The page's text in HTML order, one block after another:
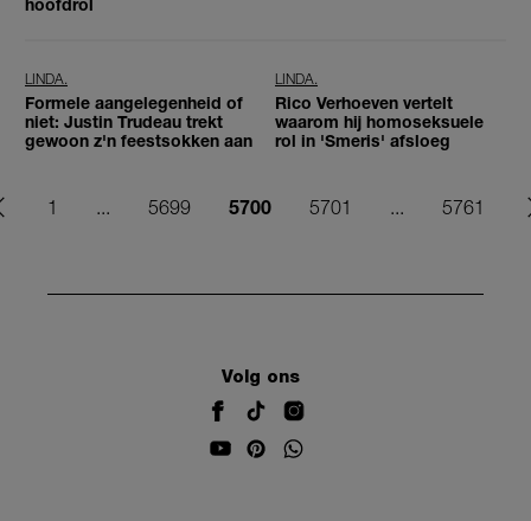
hoofdrol
LINDA.
Formele aangelegenheid of
niet: Justin Trudeau trekt
gewoon z'n feestsokken aan
LINDA.
Rico Verhoeven vertelt
waarom hij homoseksuele
rol in 'Smeris' afsloeg
1 ... 5699 5700 5701 ... 5761
Volg ons